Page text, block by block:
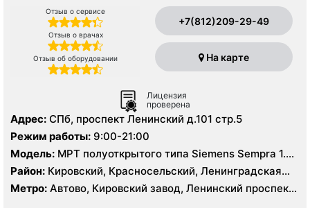
Отзыв о сервисе
Отзыв о врачах
Отзыв об оборудовании
+7(812)209-29-49
На карте
Лицензия
проверена
Адрес: СПб, проспект Ленинский д.101 стр.5
Режим работы: 9:00-21:00
Модель: МРТ полуоткрытого типа Siemens Sempra 1.5
Тесла, КТ GE revolution Maxima 128 срезов,
Район: Кировский, Красносельский, Ленинградская
область, Петродворцовый
Метро: Автово, Кировский завод, Ленинский проспект,